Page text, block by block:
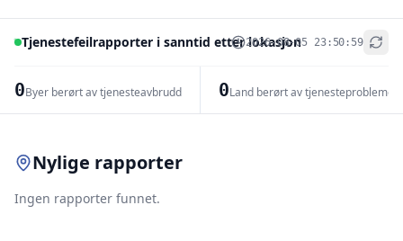
Tjenestefeilrapporter i sanntid etter lokasjon2026-08-05 23:50:59
0Byer berørt av tjenesteavbrudd 0Land berørt av tjenesteproblemer
+
Nylige rapporter
Ingen rapporter funnet.